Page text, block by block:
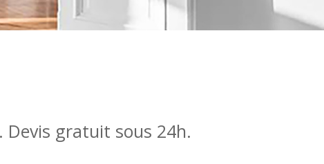
gratuit sous 24h.